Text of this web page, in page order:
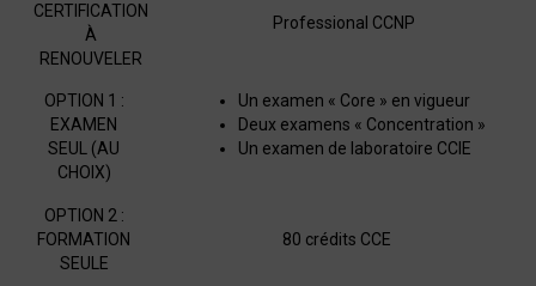
CERTIFICATION
À
RENOUVELER
Professional CCNP
OPTION 1 :
EXAMEN
SEUL (AU
CHOIX)
Un examen « Core » en vigueur
Deux examens « Concentration »
Un examen de laboratoire CCIE
OPTION 2 :
FORMATION
SEULE
80 crédits CCE